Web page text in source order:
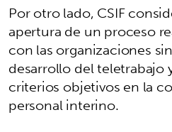
Por otro lado, CSIF
apertura de un proceso
con las organizaciones
desarrollo del teletrabajo
criterios objetivos en la
personal interino.